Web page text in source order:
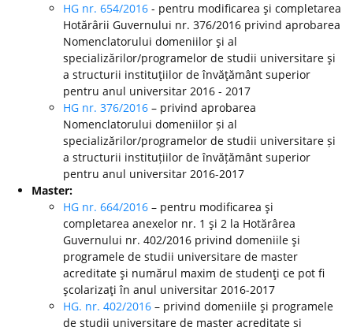
HG nr. 654/2016 - pentru modificarea şi completarea
Hotărârii Guvernului nr. 376/2016 privind aprobarea
Nomenclatorului domeniilor şi al
specializărilor/programelor de studii universitare şi
a structurii instituţiilor de învăţământ superior
pentru anul universitar 2016 - 2017
HG nr. 376/2016 – privind aprobarea
Nomenclatorului domeniilor și al
specializărilor/programelor de studii universitare și
a structurii instituțiilor de învățământ superior
pentru anul universitar 2016-2017
Master:
HG nr. 664/2016 – pentru modificarea şi
completarea anexelor nr. 1 şi 2 la Hotărârea
Guvernului nr. 402/2016 privind domeniile şi
programele de studii universitare de master
acreditate şi numărul maxim de studenţi ce pot fi
şcolarizaţi în anul universitar 2016-2017
HG. nr. 402/2016 – privind domeniile şi programele
de studii universitare de master acreditate şi